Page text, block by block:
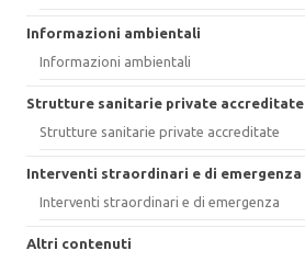
Informazioni ambientali
Informazioni ambientali
Strutture sanitarie private accreditate
Strutture sanitarie private accreditate
Interventi straordinari e di emergenza
Interventi straordinari e di emergenza
Altri contenuti